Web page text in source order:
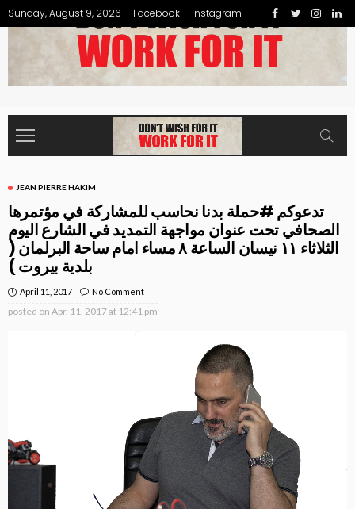
Sunday, August 9, 2026 Facebook Instagram
JEAN PIERRE HAKIM
تدعوكم #حملة بدنا نحاسب للمشاركة في مؤتمرها
الصحافي تحت عنوان مواجهة التمديد في الشارع اليوم
الثلاثاء ١١ نيسان الساعة ٨ مساء امام ساحة البرلمان (
بلدية بيروت )
April 11, 2017 No Comment
posted on Apr. 11, 2017 at 12:41 pm